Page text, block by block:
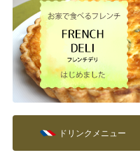
ドリンクメニュー